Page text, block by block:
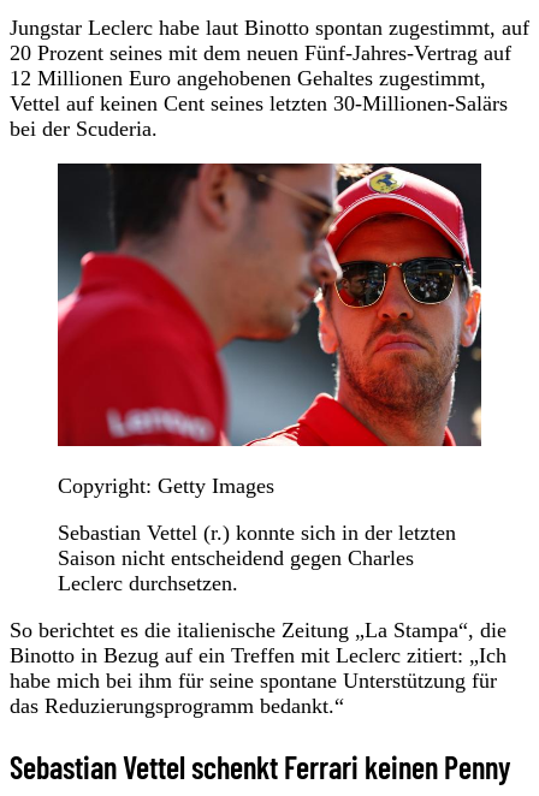
Jungstar Leclerc habe laut Binotto spontan zugestimmt, auf
20 Prozent seines mit dem neuen Fünf-Jahres-Vertrag auf
12 Millionen Euro angehobenen Gehaltes zugestimmt,
Vettel auf keinen Cent seines letzten 30-Millionen-Salärs
bei der Scuderia.
Copyright: Getty Images
Sebastian Vettel (r.) konnte sich in der letzten
Saison nicht entscheidend gegen Charles
Leclerc durchsetzen.
So berichtet es die italienische Zeitung „La Stampa“, die
Binotto in Bezug auf ein Treffen mit Leclerc zitiert: „Ich
habe mich bei ihm für seine spontane Unterstützung für
das Reduzierungsprogramm bedankt.“
Sebastian Vettel schenkt Ferrari keinen Penny